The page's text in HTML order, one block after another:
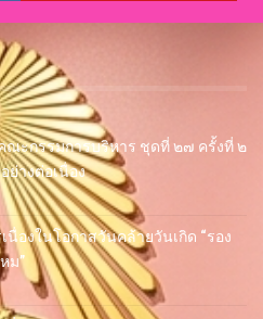
ณะกรรมการบริหาร ชุดที่ ๒๗ ครั้งที่ ๒
ย่างต่อเนื่อง
นื่องในโอกาสวันคล้ายวันเกิด “รอง
ม”